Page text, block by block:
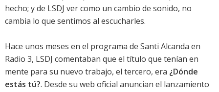
hecho; y de LSDJ ver como un cambio de sonido, no
cambia lo que sentimos al escucharles.
Hace unos meses en el programa de Santi Alcanda en
Radio 3, LSDJ comentaban que el título que tenían en
mente para su nuevo trabajo, el tercero, era ¿Dónde
estás tú?. Desde su web oficial anuncian el lanzamiento